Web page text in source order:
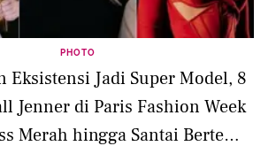
PHOTO
Eksistensi Jadi Super Model, 8
Jenner di Paris Fashion Week
Merah hingga Santai Bertemu